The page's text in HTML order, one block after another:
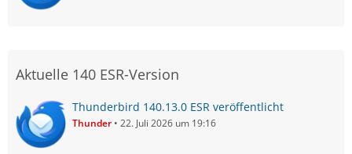
Aktuelle 140 ESR-Version
Thunderbird 140.13.0 ESR veröffentlicht
Thunder 22. Juli 2026 um 19:16